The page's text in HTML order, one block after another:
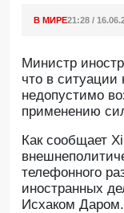
В МИРЕ21:28 /
Министр
что в
недопустимо
применению
Как сообщает
телефонного
иностранных
Исхаком Даром.